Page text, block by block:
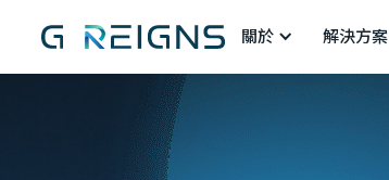
關於 解決方案